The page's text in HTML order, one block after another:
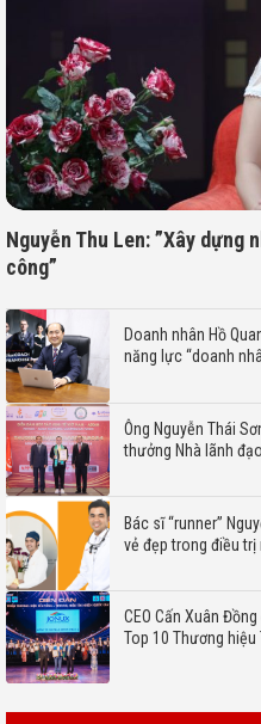
Nguyễn Thu Len: ”Xây dựng
công”
Doanh nhân Hồ
năng lực “doanh
Ông Nguyễn Thái
thưởng Nhà lãnh
Bác sĩ “runner”
vẻ đẹp trong điều trị
CEO Cấn Xuân
Top 10 Thương